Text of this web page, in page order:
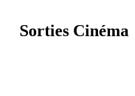
Sorties Cinéma